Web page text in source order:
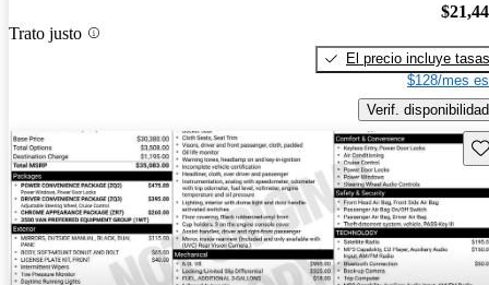
Trato justo
El precio incluye tasas
$128/mes
Verif. disponibilidad